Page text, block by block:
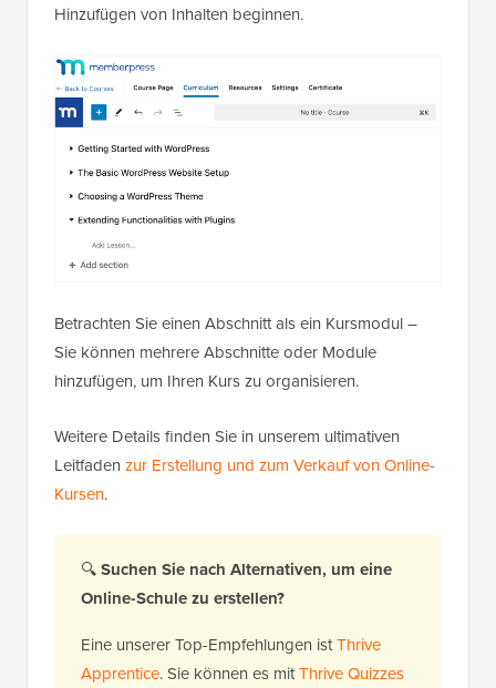
Hinzufügen von Inhalten beginnen.
Betrachten Sie einen Abschnitt als ein Kursmodul –
Sie können mehrere Abschnitte oder Module
hinzufügen, um Ihren Kurs zu organisieren.
Weitere Details finden Sie in unserem ultimativen
Leitfaden zur Erstellung und zum Verkauf von Online-
Kursen.
🔍Suchen Sie nach Alternativen, um eine
Online-Schule zu erstellen?
Eine unserer Top-Empfehlungen istThrive
Apprentice. Sie können es mitThrive Quizzes